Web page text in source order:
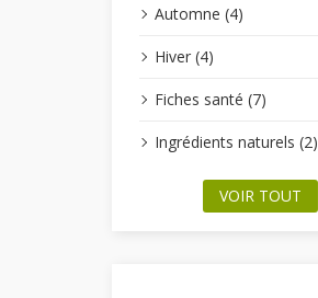
Automne (4)
Hiver (4)
Fiches santé (7)
Ingrédients naturels (2)
VOIR TOUT